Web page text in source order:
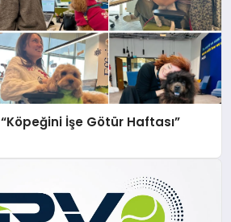
İşe Götür Haftası”